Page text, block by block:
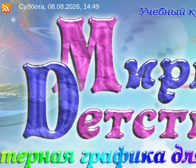
Суббота, 08.08.2026, 14:49